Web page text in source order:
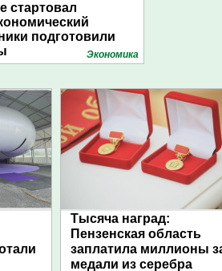
стартовал
подготовили
Экономика
Тысяча наград:
Пензенская область
заплатила миллионы
медали из серебра